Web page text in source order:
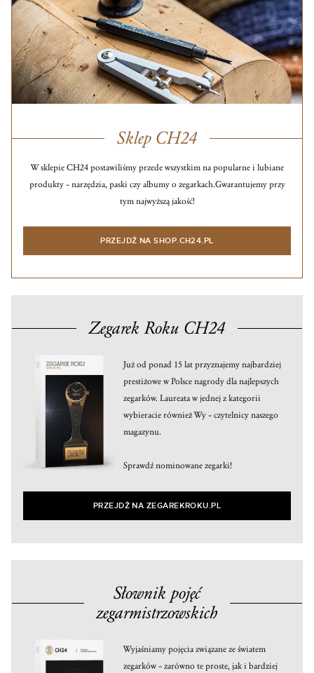
Sklep CH24
W sklepie CH24 postawiliśmy przede wszystkim na popularne i lubiane
produkty – narzędzia, paski czy albumy o zegarkach.Gwarantujemy przy
tym najwyższą jakość!
PRZEJDŹ NA SHOP.CH24.PL
Zegarek Roku CH24
Już od ponad 15 lat przyznajemy najbardziej
prestiżowe w Polsce nagrody dla najlepszych
zegarków. Laureata w jednej z kategorii
wybieracie również Wy – czytelnicy naszego
magazynu.
Sprawdź nominowane zegarki!
PRZEJDŹ NA ZEGAREKROKU.PL
Słownik pojęć
zegarmistrzowskich
Wyjaśniamy pojęcia związane ze światem
zegarków – zarówno te proste, jak i bardziej